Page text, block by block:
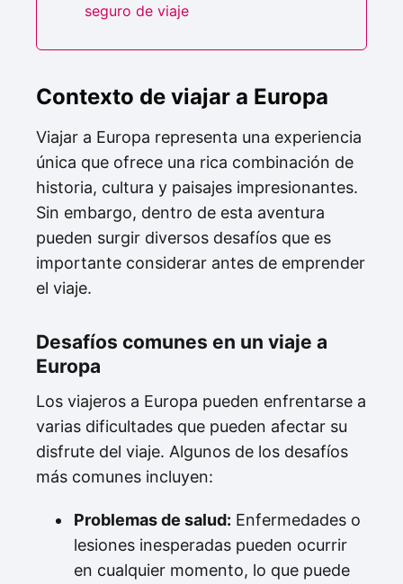
seguro de viaje
Contexto de viajar a Europa
Viajar a Europa representa una experiencia
única que ofrece una rica combinación de
historia, cultura y paisajes impresionantes.
Sin embargo, dentro de esta aventura
pueden surgir diversos desafíos que es
importante considerar antes de emprender
el viaje.
Desafíos comunes en un viaje a
Europa
Los viajeros a Europa pueden enfrentarse a
varias dificultades que pueden afectar su
disfrute del viaje. Algunos de los desafíos
más comunes incluyen:
Problemas de salud: Enfermedades o
lesiones inesperadas pueden ocurrir
en cualquier momento, lo que puede